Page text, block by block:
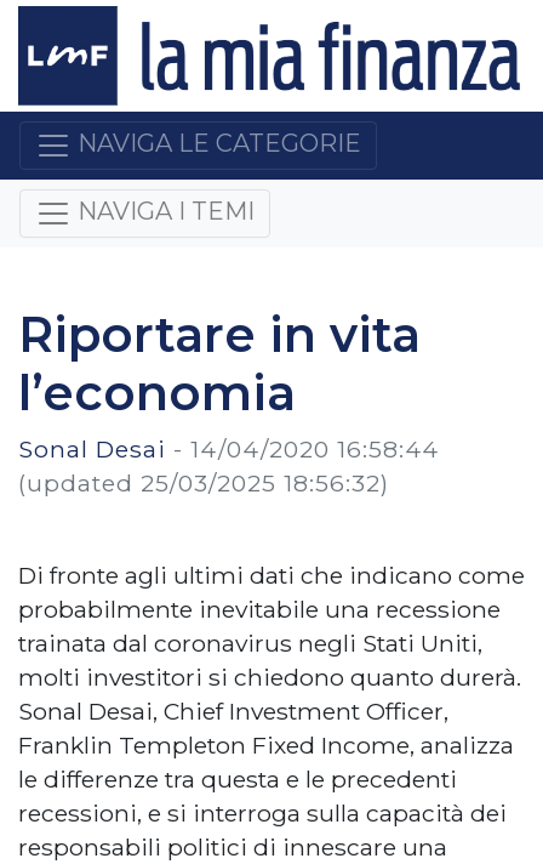
NAVIGA LE CATEGORIE
NAVIGA I TEMI
Riportare in vita
l’economia
Sonal Desai - 14/04/2020 16:58:44
(updated 25/03/2025 18:56:32)
Di fronte agli ultimi dati che indicano come
probabilmente inevitabile una recessione
trainata dal coronavirus negli Stati Uniti,
molti investitori si chiedono quanto durerà.
Sonal Desai, Chief Investment Officer,
Franklin Templeton Fixed Income, analizza
le differenze tra questa e le precedenti
recessioni, e si interroga sulla capacità dei
responsabili politici di innescare una